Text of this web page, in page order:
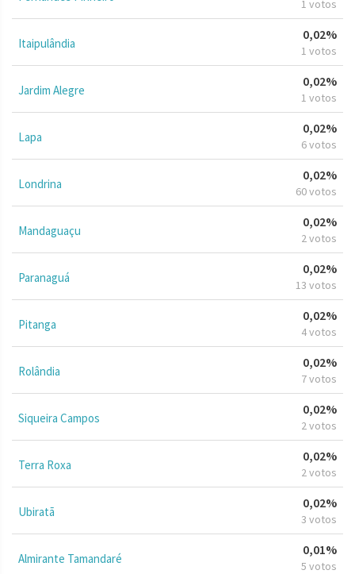
1 votos
Itaipulândia
0,02%
1 votos
Jardim Alegre
0,02%
1 votos
Lapa
0,02%
6 votos
Londrina
0,02%
60 votos
Mandaguaçu
0,02%
2 votos
Paranaguá
0,02%
13 votos
Pitanga
0,02%
4 votos
Rolândia
0,02%
7 votos
Siqueira Campos
0,02%
2 votos
Terra Roxa
0,02%
2 votos
Ubiratã
0,02%
3 votos
Almirante Tamandaré
0,01%
5 votos